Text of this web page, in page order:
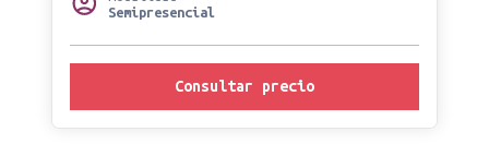
Semipresencial
Consultar precio